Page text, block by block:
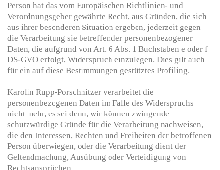
Person hat das vom Europäischen Richtlinien- und
Verordnungsgeber gewährte Recht, aus Gründen, die sich
aus ihrer besonderen Situation ergeben, jederzeit gegen
die Verarbeitung sie betreffender personenbezogener
Daten, die aufgrund von Art. 6 Abs. 1 Buchstaben e oder f
DS-GVO erfolgt, Widerspruch einzulegen. Dies gilt auch
für ein auf diese Bestimmungen gestütztes Profiling.
Karolin Rupp-Porschnitzer verarbeitet die
personenbezogenen Daten im Falle des Widerspruchs
nicht mehr, es sei denn, wir können zwingende
schutzwürdige Gründe für die Verarbeitung nachweisen,
die den Interessen, Rechten und Freiheiten der betroffenen
Person überwiegen, oder die Verarbeitung dient der
Geltendmachung, Ausübung oder Verteidigung von
Rechtsansprüchen.